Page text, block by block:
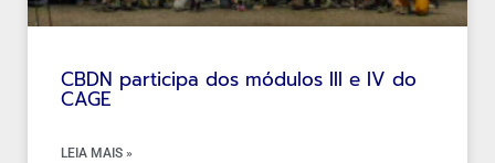
CBDN participa dos módulos III e IV do
CAGE
LEIA MAIS »